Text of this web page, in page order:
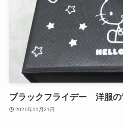
ブラックフライデー 洋服の
2021年11月21日